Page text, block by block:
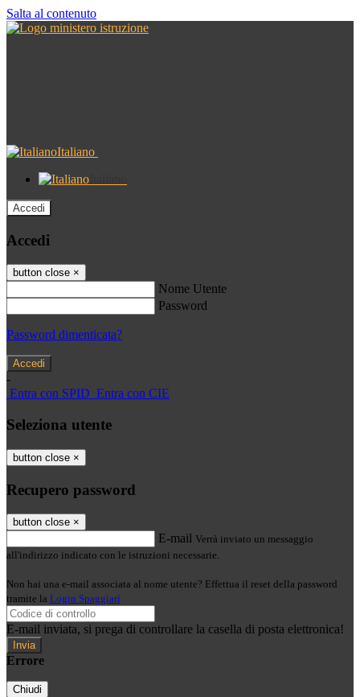
Salta al contenuto
Italiano
Accedi
Accedi
button close ×
Nome Utente
Password
Password dimenticata?
-
Entra con SPID Entra con CIE
Seleziona utente
button close ×
Recupero password
button close ×
E-mail Verrà inviato un messaggio
all'indirizzo indicato con le istruzioni necessarie.
Non hai una e-mail associata al nome utente? Effettua il reset della password
tramite la Login Spaggiari
E-mail inviata, si prega di controllare la casella di posta elettronica!
Errore
Chiudi